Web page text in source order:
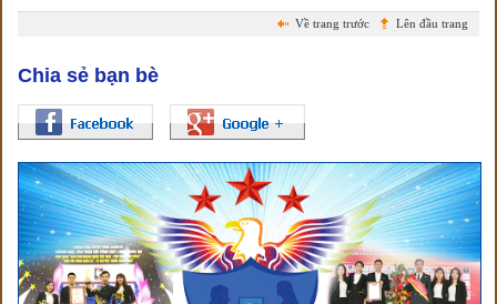
Lên đầu trang
Về trang trước
Chia sẻ bạn bè